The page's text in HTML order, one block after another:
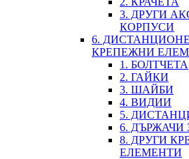
3. ДРУГИ
КОРПУСИ
6.
КРЕПЕЖНИ
1. БОЛТЧЕТА
2. ГАЙКИ
3. ШАЙБИ
4. ВИДИИ
5.
6. ДЪРЖАЧИ
8. ДРУГИ
ЕЛЕМЕНТИ